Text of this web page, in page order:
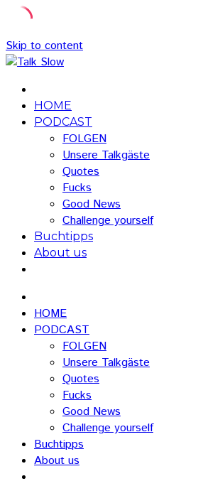
Skip to content
HOME
PODCAST
FOLGEN
Unsere Talkgäste
Quotes
Fucks
Good News
Challenge yourself
Buchtipps
About us
HOME
PODCAST
FOLGEN
Unsere Talkgäste
Quotes
Fucks
Good News
Challenge yourself
Buchtipps
About us